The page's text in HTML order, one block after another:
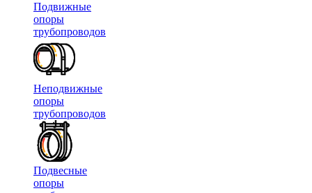
Подвижные
опоры
трубопроводов
Неподвижные
опоры
трубопроводов
Подвесные
опоры